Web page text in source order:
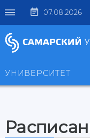
07.08.2026
УНИВЕРСИТЕТ